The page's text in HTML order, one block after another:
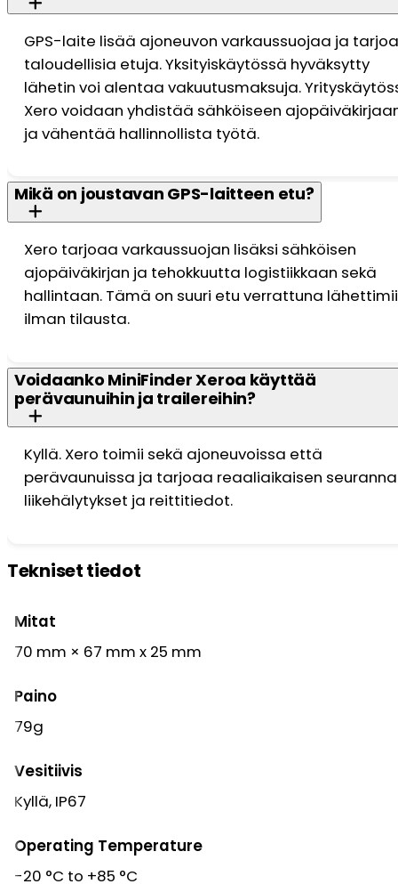
GPS-laite lisää ajoneuvon varkaussuojaa ja
taloudellisia etuja. Yksityiskäytössä hyväksytty
lähetin voi alentaa vakuutusmaksuja.
Xero voidaan yhdistää sähköiseen
ja vähentää hallinnollista työtä.
Mikä on joustavan GPS-laitteen etu?
Xero tarjoaa varkaussuojan lisäksi sähköisen
ajopäiväkirjan ja tehokkuutta logistiikkaan sekä
hallintaan. Tämä on suuri etu verrattuna
ilman tilausta.
Voidaanko MiniFinder Xeroa käyttää
perävaunuihin ja trailereihin?
Kyllä. Xero toimii sekä ajoneuvoissa että
perävaunuissa ja tarjoaa reaaliaikaisen
liikehälytykset ja reittitiedot.
Tekniset tiedot
Mitat
70 mm × 67 mm x 25 mm
Paino
79g
Vesitiivis
Kyllä, IP67
Operating Temperature
-20 °C to +85 °C